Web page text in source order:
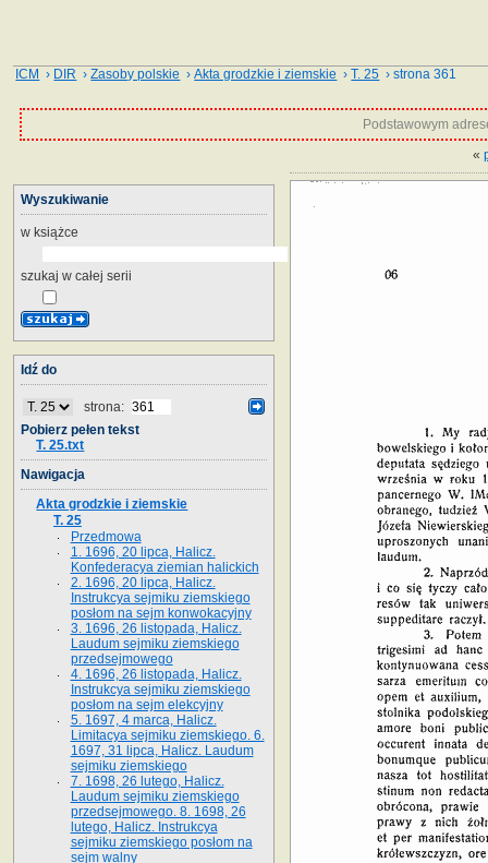
ICM › DIR ›Zasoby polskie ›Akta grodzkie i ziemskie ›T. 25 › strona 361
Podstawowym
«
Wyszukiwanie
w książce
szukaj w całej serii
Idź do
strona:
Pobierz pełen tekst
T. 25.txt
Nawigacja
Akta grodzkie i ziemskie
T. 25
Przedmowa
1. 1696, 20 lipca, Halicz.
Konfederacya ziemian halickich
2. 1696, 20 lipca, Halicz.
Instrukcya sejmiku ziemskiego
posłom na sejm konwokacyjny
3. 1696, 26 listopada, Halicz.
Laudum sejmiku ziemskiego
przedsejmowego
4. 1696, 26 listopada, Halicz.
Instrukcya sejmiku ziemskiego
posłom na sejm elekcyjny
5. 1697, 4 marca, Halicz.
Limitacya sejmiku ziemskiego. 6.
1697, 31 lipca, Halicz. Laudum
sejmiku ziemskiego
7. 1698, 26 lutego, Halicz.
Laudum sejmiku ziemskiego
przedsejmowego. 8. 1698, 26
lutego, Halicz. Instrukcya
sejmiku ziemskiego posłom na
sejm walny